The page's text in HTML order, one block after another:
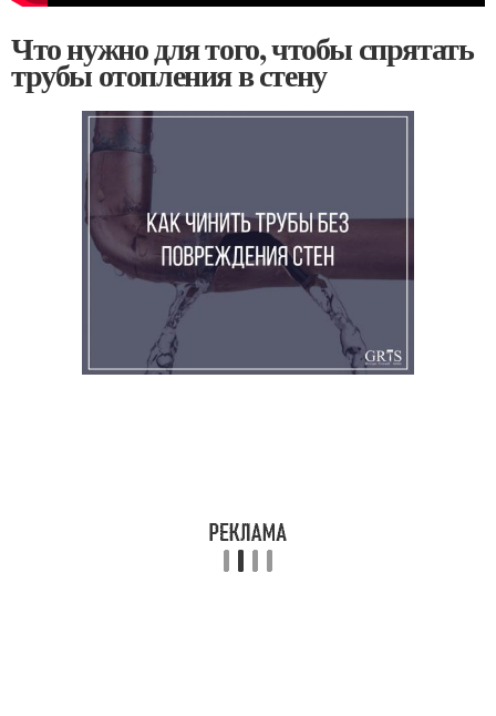
Что нужно для того, чтобы спрятать
трубы отопления в стену